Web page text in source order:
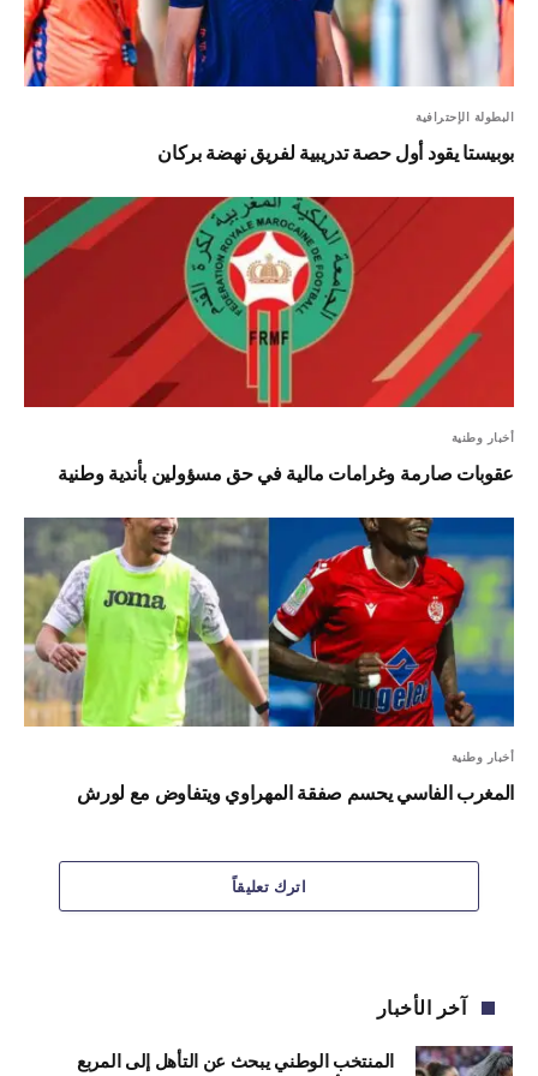
البطولة الإحترافية
بوبيستا يقود أول حصة تدريبية لفريق نهضة بركان
أخبار وطنية
عقوبات صارمة وغرامات مالية في حق مسؤولين بأندية وطنية
أخبار وطنية
المغرب الفاسي يحسم صفقة المهراوي ويتفاوض مع لورش
اترك تعليقاً
آخر الأخبار
المنتخب الوطني يبحث عن التأهل إلى المربع